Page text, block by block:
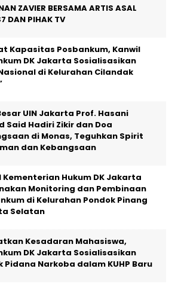
ZAVIER BERSAMA ARTIS ASAL
DAN PIHAK TV
Kapasitas Posbankum, Kanwil
DK Jakarta Sosialisasikan
di Kelurahan Cilandak
UIN Jakarta Prof. Hasani
Said Hadiri Zikir dan Doa
di Monas, Teguhkan Spirit
dan Kebangsaan
Kementerian Hukum DK Jakarta
Monitoring dan Pembinaan
di Kelurahan Pondok Pinang
Selatan
Kesadaran Mahasiswa,
DK Jakarta Sosialisasikan
Pidana Narkoba dalam KUHP Baru